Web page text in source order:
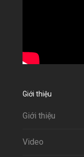
Giới thiệu
Giới thiệu
Video